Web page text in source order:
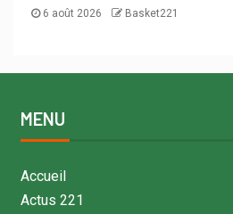
6 août 2026 Basket221
MENU
Accueil
Actus 221